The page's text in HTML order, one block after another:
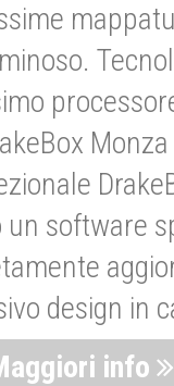
un software
design in
info